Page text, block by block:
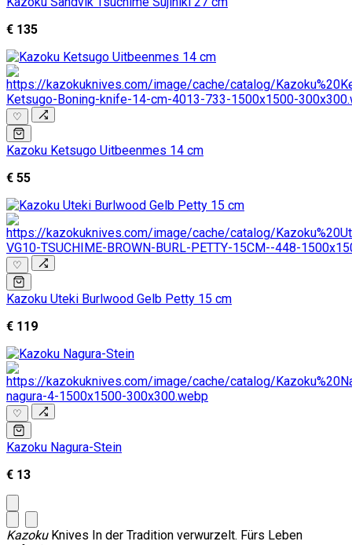
€ 135
♡
Kazoku Ketsugo Uitbeenmes 14 cm
€ 55
♡
Kazoku Uteki Burlwood Gelb Petty 15 cm
€ 119
♡
Kazoku Nagura-Stein
€ 13
KazokuKnives In der Tradition verwurzelt. Fürs Leben